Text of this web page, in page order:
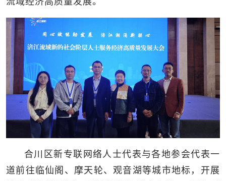
合川区新专联网络人士代表与各地参会代表一
道前往临仙阁、摩天轮、观音湖等城市地标，开展